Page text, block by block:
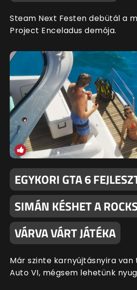
Steam Next Festen debütál a
Project Enceladus demója.
EGYKORI GTA 6
SIMÁN KÉSHET A
VÁRVA VÁRT JÁTÉKA
Már szinte karnyújtásnyira
Auto VI, mégsem lehetünk